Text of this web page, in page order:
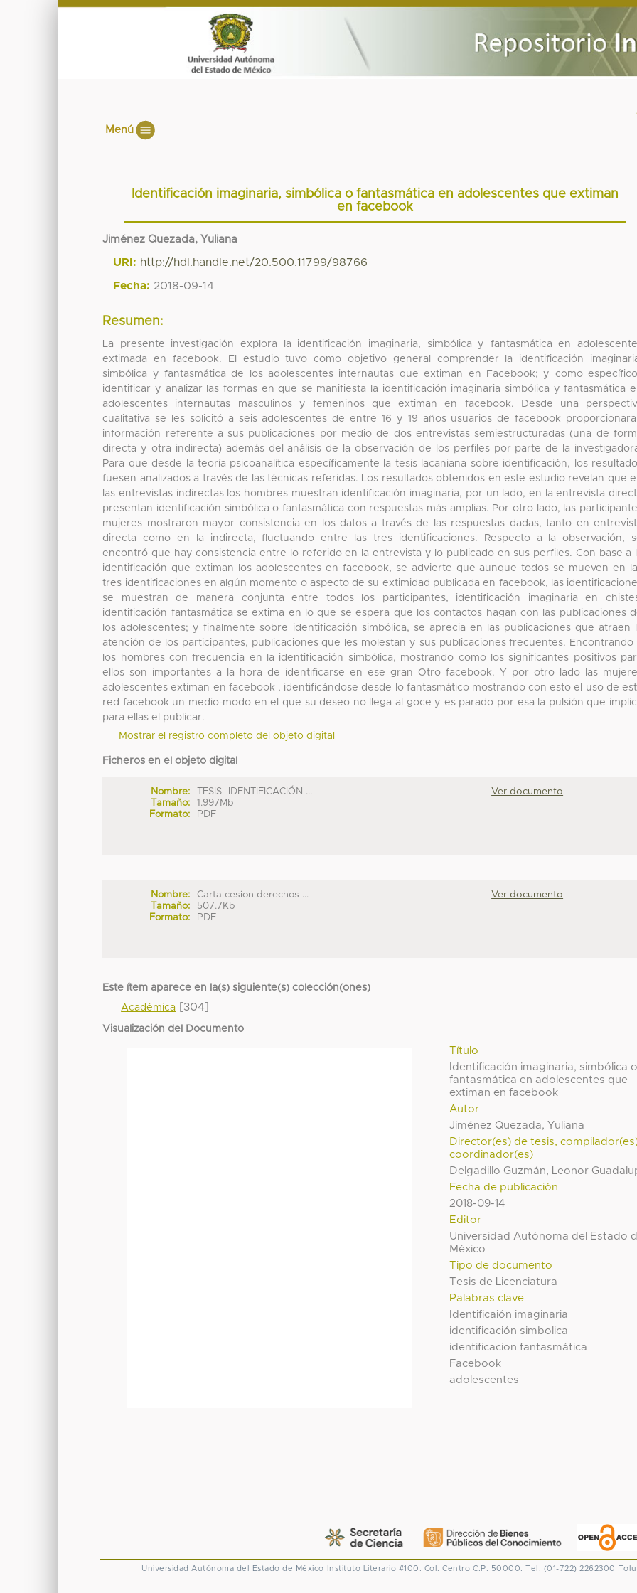
Menú
Identificación imaginaria, simbólica o fantasmática en adolescentes que extiman
en facebook
Jiménez Quezada, Yuliana
URI: http://hdl.handle.net/20.500.11799/98766
Fecha: 2018-09-14
Resumen:
La presente investigación explora la identificación imaginaria, simbólica y fantasmática en
extimada en facebook. El estudio tuvo como objetivo general comprender la identificación
simbólica y fantasmática de los adolescentes internautas que extiman en Facebook; y como
identificar y analizar las formas en que se manifiesta la identificación imaginaria simbólica y fantasmática
adolescentes internautas masculinos y femeninos que extiman en facebook. Desde una
cualitativa se les solicitó a seis adolescentes de entre 16 y 19 años usuarios de facebook
información referente a sus publicaciones por medio de dos entrevistas semiestructuradas (una de
directa y otra indirecta) además del análisis de la observación de los perfiles por parte de la
Para que desde la teoría psicoanalítica específicamente la tesis lacaniana sobre identificación, los
fuesen analizados a través de las técnicas referidas. Los resultados obtenidos en este estudio revelan que
las entrevistas indirectas los hombres muestran identificación imaginaria, por un lado, en la entrevista
presentan identificación simbólica o fantasmática con respuestas más amplias. Por otro lado, las
mujeres mostraron mayor consistencia en los datos a través de las respuestas dadas, tanto en
directa como en la indirecta, fluctuando entre las tres identificaciones. Respecto a la observación,
encontró que hay consistencia entre lo referido en la entrevista y lo publicado en sus perfiles. Con base a
identificación que extiman los adolescentes en facebook, se advierte que aunque todos se mueven en
tres identificaciones en algún momento o aspecto de su extimidad publicada en facebook, las
se muestran de manera conjunta entre todos los participantes, identificación imaginaria en
identificación fantasmática se extima en lo que se espera que los contactos hagan con las publicaciones
los adolescentes; y finalmente sobre identificación simbólica, se aprecia en las publicaciones que atraen
atención de los participantes, publicaciones que les molestan y sus publicaciones frecuentes. Encontrando
los hombres con frecuencia en la identificación simbólica, mostrando como los significantes positivos
ellos son importantes a la hora de identificarse en ese gran Otro facebook. Y por otro lado las
adolescentes extiman en facebook , identificándose desde lo fantasmático mostrando con esto el uso de
red facebook un medio-modo en el que su deseo no llega al goce y es parado por esa la pulsión que
para ellas el publicar.
Mostrar el registro completo del objeto digital
Ficheros en el objeto digital
Nombre:
TESIS -IDENTIFICACIÓN ...
Tamaño:
1.997Mb
Formato:
PDF
Ver documento
Nombre:
Carta cesion derechos ...
Tamaño:
507.7Kb
Formato:
PDF
Ver documento
Este ítem aparece en la(s) siguiente(s) colección(ones)
Académica [304]
Visualización del Documento
Título
Identificación imaginaria, simbólica o
fantasmática en adolescentes que
extiman en facebook
Autor
Jiménez Quezada, Yuliana
Director(es) de tesis,
coordinador(es)
Delgadillo Guzmán, Leonor
Fecha de publicación
2018-09-14
Editor
Universidad Autónoma del Estado
México
Tipo de documento
Tesis de Licenciatura
Palabras clave
Identificaión imaginaria
identificación simbolica
identificacion fantasmática
Facebook
adolescentes
Universidad Autónoma del Estado de México Instituto Literario #100. Col. Centro C.P. 50000. Tel. (01-722) 2262300